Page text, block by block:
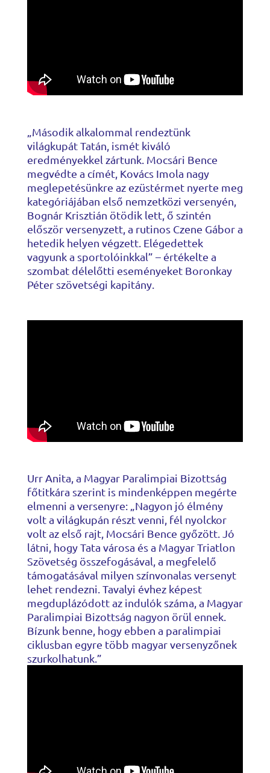
„Második alkalommal rendeztünk
világkupát Tatán, ismét kiváló
eredményekkel zártunk. Mocsári Bence
megvédte a címét, Kovács Imola nagy
meglepetésünkre az ezüstérmet nyerte meg
kategóriájában első nemzetközi versenyén,
Bognár Krisztián ötödik lett, ő szintén
először versenyzett, a rutinos Czene Gábor a
hetedik helyen végzett. Elégedettek
vagyunk a sportolóinkkal” – értékelte a
szombat délelőtti eseményeket Boronkay
Péter szövetségi kapitány.
Urr Anita, a Magyar Paralimpiai Bizottság
főtitkára szerint is mindenképpen megérte
elmenni a versenyre: „Nagyon jó élmény
volt a világkupán részt venni, fél nyolckor
volt az első rajt, Mocsári Bence győzött. Jó
látni, hogy Tata városa és a Magyar Triatlon
Szövetség összefogásával, a megfelelő
támogatásával milyen színvonalas versenyt
lehet rendezni. Tavalyi évhez képest
megduplázódott az indulók száma, a Magyar
Paralimpiai Bizottság nagyon örül ennek.
Bízunk benne, hogy ebben a paralimpiai
ciklusban egyre több magyar versenyzőnek
szurkolhatunk.”